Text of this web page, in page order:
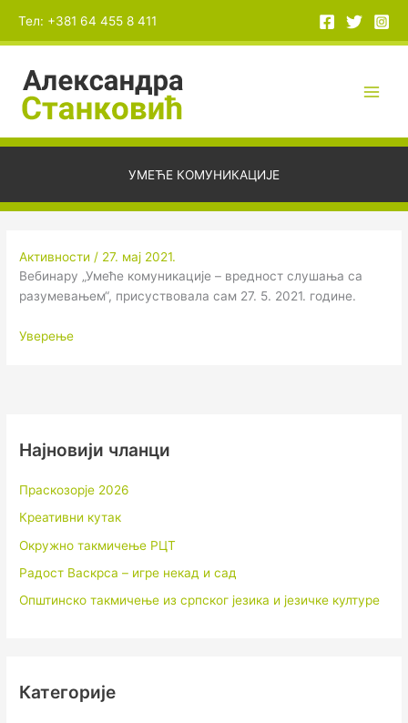
садржај
Тел: +381 64 455 8 411
УМЕЋЕ КОМУНИКАЦИЈЕ
Активности / 27. мај 2021.
Вебинару „Умеће комуникације – вредност слушања са
разумевањем“, присуствовала сам 27. 5. 2021. године.
Уверење
Најновији чланци
Праскозорје 2026
Креативни кутак
Окружно такмичење РЦТ
Радост Васкрса – игре некад и сад
Општинско такмичење из српског језика и језичке културе
Категорије
и
в